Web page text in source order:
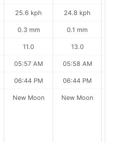
25.6 kph
0.3 mm
11.0
05:57 AM
06:44 PM
New Moon
24.8 kph
0.1 mm
13.0
05:58 AM
06:44 PM
New Moon